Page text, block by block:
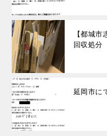
【都城
回収処
延岡市に